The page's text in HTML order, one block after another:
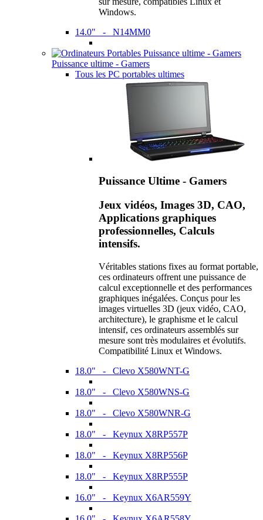
Windows.
14.0" - N14MM0
Puissance ultime - Gamers
Tous les PC portables ultimes
Puissance Ultime - Gamers
Jeux vidéos, Images 3D, CAO,
Applications graphiques
professionnelles, Calculs
intensifs.
Véritables stations fixes au format portable,
ces ordinateurs offrent une puissance de
calcul exceptionnelle et des performances
graphiques inégalées. Conçus pour les
images virtuelles 3D (jeux vidéo, CAO,
architecture), le graphisme et le calcul
intensif, ces ordinateurs assemblés sur
mesure sont très modulaires et évolutifs.
Compatibilité Linux et Windows.
18.0" - Clevo X580WNT-G
18.0" - Clevo X580WNS-G
18.0" - Clevo X580WNR-G
18.0" - Keynux X8RP557P
18.0" - Keynux X8RP556P
18.0" - Keynux X8RP555P
16.0" - Keynux X6AR559Y